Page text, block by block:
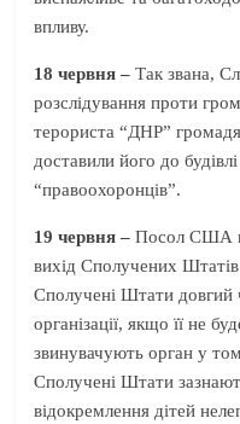
впливу.
18 червня –Так звана,
розслідування проти
терориста “ДНР”
доставили його до
“правоохоронців”.
19 червня –Посол США в
вихід Сполучених
Сполучені Штати довгий
організації, якщо її не
звинувачують орган у
Сполучені Штати
відокремлення дітей